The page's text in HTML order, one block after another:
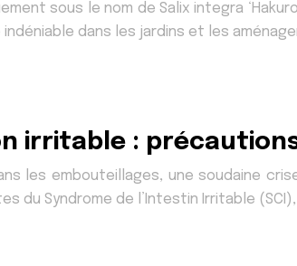
sous le nom de Salix integra
dans les jardins et les
irritable :
les embouteillages, une soudaine
du Syndrome de l’Intestin Irritable